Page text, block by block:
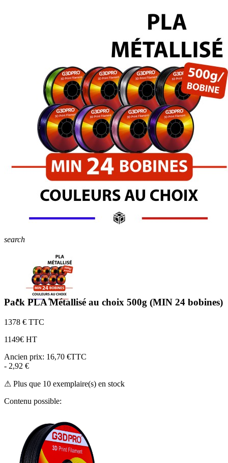
search
Pack PLA Métallisé au choix 500g (MIN 24 bobines)
1378 € TTC
1149€ HT
Ancien prix: 16,70 €TTC
- 2,92 €
⚠ Plus que 10 exemplaire(s) en stock
Contenu possible: